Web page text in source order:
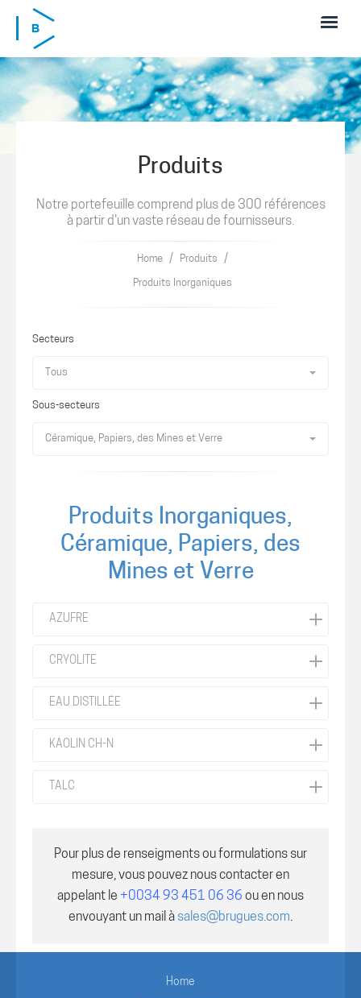
Skip to main content
Produits
Notre portefeuille comprend plus de 300 références
à partir d'un vaste réseau de fournisseurs.
Home / Produits /
Produits Inorganiques
Secteurs
Tous
Sous-secteurs
Céramique, Papiers, des Mines et Verre
Produits Inorganiques,
Céramique, Papiers, des
Mines et Verre
AZUFRE
CRYOLITE
EAU DISTILLÉE
KAOLIN CH-N
TALC
Pour plus de renseigments ou formulations sur
mesure, vous pouvez nous contacter en
appelant le +0034 93 451 06 36 ou en nous
envouyant un mail à sales@brugues.com.
Home